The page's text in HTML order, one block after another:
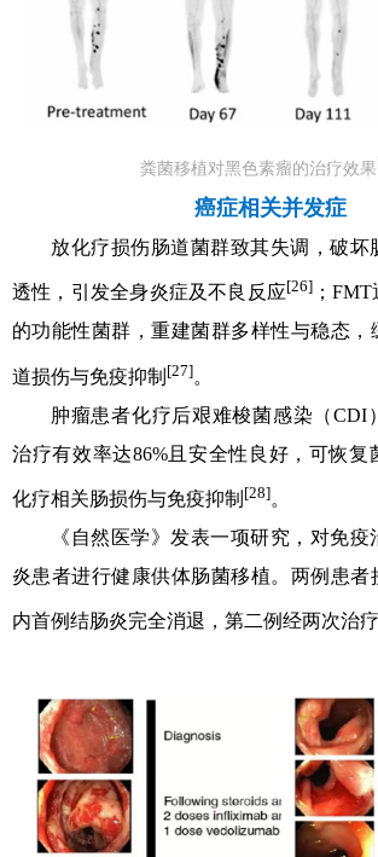
粪菌移植对黑色素瘤的治疗效果
癌症相关并发症
放化疗损伤肠道菌群致其失调，破坏
透性，引发全身炎症及不良反应[26] ；
的功能性菌群，重建菌群多样性与稳态，
道损伤与免疫抑制 [27]。
肿瘤患者化疗后艰难梭菌感染（CDI
治疗有效率达86%且安全性良好，可恢复
化疗相关肠损伤与免疫抑制 [28]。
《自然医学》发表一项研究，对免
炎患者进行健康供体肠菌移植。两例患者
内首例结肠炎完全消退，第二例经两次治